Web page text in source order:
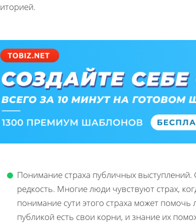
Понимание страха публичных
редкость. Многие люди чувствуют страх,
понимание сути этого страха может
публикой есть свои корни, и знание их